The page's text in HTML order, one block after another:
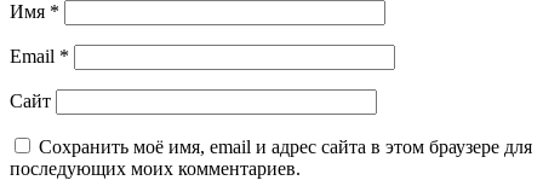
Имя *
Email *
Сайт
Сохранить моё имя, email и адрес сайта в этом браузере для
последующих моих комментариев.